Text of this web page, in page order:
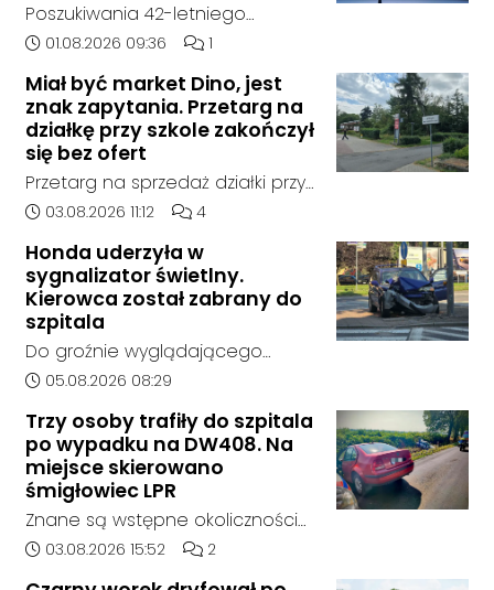
Poszukiwania 42-letniego
mężczyzny zostały zakończone.
policja, został on odnaleziony w
sobotę, 1 sierpnia, na terenie
kompleksu leśnego w powiecie
raciborskim, w województwie
śląskim.
Data dodania artykułu:
01.08.2026 09:36 Liczba komentarzy artykułu:
1
Miał być market Dino, jest
znak zapytania. Przetarg na
działkę przy szkole zakończył
się bez ofert
Przetarg na sprzedaż działki przy
Zespole Szkół Technicznych i
Kędzierzynie-Koźlu zakończył się
bez rozstrzygnięcia. Mimo
wcześniejszego zainteresowania
terenem ze strony sieci Dino, do
postępowania nie zgłosił się
żaden oferent.
Data dodania artykułu:
03.08.2026 11:12 Liczba komentarzy artykułu:
4
Honda uderzyła w
sygnalizator świetlny.
Kierowca został zabrany do
szpitala
Do groźnie wyglądającego
zdarzenia drogowego doszło w
godziny 6:30 kierujący
samochodem marki Honda
zjechał z drogi i uderzył w
sygnalizator świetlny.
Data dodania artykułu:
05.08.2026 08:29
Trzy osoby trafiły do szpitala
po wypadku na DW408. Na
miejsce skierowano
śmigłowiec LPR
Znane są wstępne okoliczności
zdarzenia drogowego, do
Data dodania artykułu:
03.08.2026 15:52 Liczba komentarzy artykułu:
2